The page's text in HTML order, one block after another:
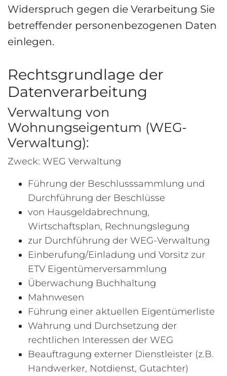
Widerspruch gegen die Verarbeitung Sie
betreffender personenbezogenen Daten
einlegen.
Rechtsgrundlage der
Datenverarbeitung
Verwaltung von
Wohnungseigentum (WEG-
Verwaltung):
Zweck: WEG Verwaltung
Führung der Beschlusssammlung und
Durchführung der Beschlüsse
von Hausgeldabrechnung,
Wirtschaftsplan, Rechnungslegung
zur Durchführung der WEG-Verwaltung
Einberufung/Einladung und Vorsitz zur
ETV Eigentümerversammlung
Überwachung Buchhaltung
Mahnwesen
Führung einer aktuellen Eigentümerliste
Wahrung und Durchsetzung der
rechtlichen Interessen der WEG
Beauftragung externer Dienstleister (z.B.
Handwerker, Notdienst, Gutachter)